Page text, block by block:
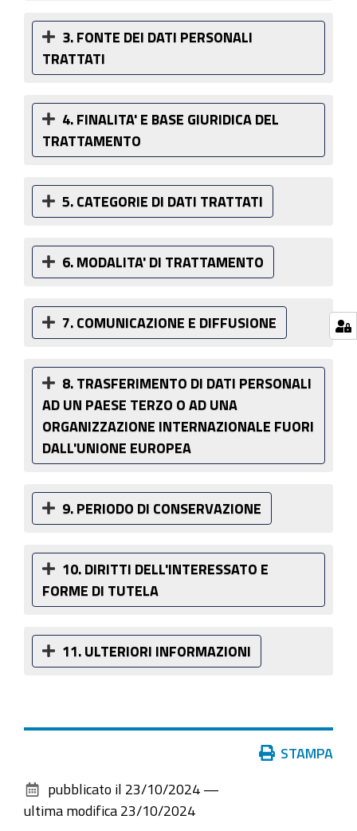
3. FONTE DEI DATI PERSONALI
TRATTATI
4. FINALITA' E BASE GIURIDICA DEL
TRATTAMENTO
5. CATEGORIE DI DATI TRATTATI
6. MODALITA' DI TRATTAMENTO
7. COMUNICAZIONE E DIFFUSIONE
8. TRASFERIMENTO DI DATI PERSONALI
AD UN PAESE TERZO O AD UNA
ORGANIZZAZIONE INTERNAZIONALE FUORI
DALL'UNIONE EUROPEA
9. PERIODO DI CONSERVAZIONE
10. DIRITTI DELL'INTERESSATO E
FORME DI TUTELA
11. ULTERIORI INFORMAZIONI
documento
STAMPA
pubblicato il 23/10/2024 —
ultima modifica 23/10/2024